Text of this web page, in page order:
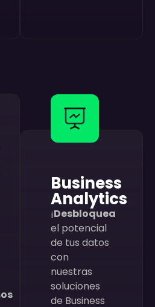
Business
Analytics
¡Desbloquea
el potencial
de tus datos
con
nuestras
soluciones
de Business